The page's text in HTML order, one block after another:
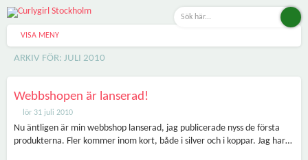
VISA MENY
ARKIV FÖR: JULI 2010
Webbshopen är lanserad!
lör 31 juli 2010
Nu äntligen är min webbshop lanserad, jag publicerade nyss de första
produkterna. Fler kommer inom kort, både i silver och i koppar. Jag har…